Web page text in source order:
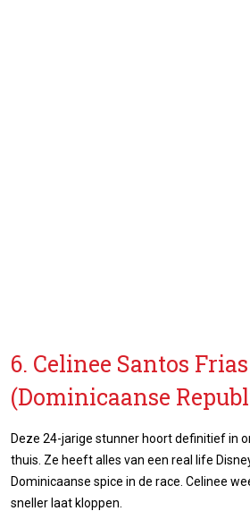
6. Celinee Santos Frias
(Dominicaanse
Deze 24-jarige stunner hoort definitief in
thuis. Ze heeft alles van een real life
Dominicaanse spice in de race. Celinee
sneller laat kloppen.